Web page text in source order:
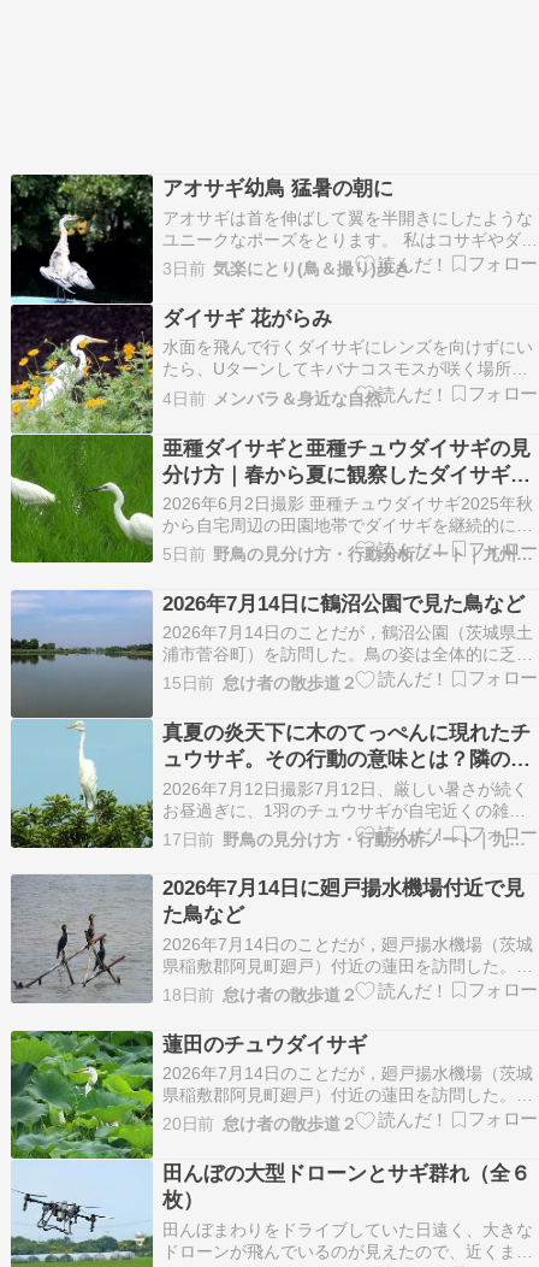
アオサギ幼鳥 猛暑の朝に
アオサギは首を伸ばして翼を半開きにしたような
ユニークなポーズをとります。 私はコサギやダイ
サギなど他のサギ類で見たことがありません。 な
ぜアオサギがこのような行動をするのか～正確な
理由は解明されていませんが、 日光浴、虫干し、
体温調節などの理由が考えられています。 じっと
水面を…
3日前 気楽にとり(鳥＆撮り)歩き
ダイサギ 花がらみ
水面を飛んで行くダイサギにレンズを向けずにい
たら、Uターンしてキバナコスモスが咲く場所に
降りたので、撮ることに。向きを変えてくれまし
た。夏は野鳥を撮ることが少ないのですが、別の
狙いで望遠レンズ付きのカメラを手にしていたの
で。人気ブログランキング野鳥観察ランキング自
然観察ランキン…
4日前 メンバラ＆身近な自然
亜種ダイサギと亜種チュウダイサギの見
分け方｜春から夏に観察したダイサギの
婚姻色の変化と識別ポイント
2026年6月2日撮影 亜種チュウダイサギ2025年秋
から自宅周辺の田園地帯でダイサギを継続的に観
察しています。 季節ごとの変化を記録していく中
で、亜種ダイサギと亜種チュウダイサギが見られ
る時期の違いや、時期によって亜種間の脚の色の
違いが決め手にならないことを改めて確認できま
した…
5日前 野鳥の見分け方・行動分析ノート｜九州の野鳥観察データ
2026年7月14日に鶴沼公園で見た鳥など
2026年7月14日のことだが，鶴沼公園（茨城県土
浦市菅谷町）を訪問した。鳥の姿は全体的に乏し
く，期待したカワセミ（Alcedo atthis）を見つけ
ることもできなかった。観ることができたのは，
毎度お馴染みの種類の野鳥のみ。記録のため，こ
のブログ記事を書くことにする。なお，ウ…
15日前 怠け者の散歩道２
真夏の炎天下に木のてっぺんに現れたチ
ュウサギ。その行動の意味とは？隣の電
柱ではカワウも暑そうに口を開けていた
2026年7月12日撮影7月12日、厳しい暑さが続く
お昼過ぎに、1羽のチュウサギが自宅近くの雑木
林に飛来し、一番高い木のてっぺんに10分近くと
まってじっとしていました。 口をぱかっと開け、
放熱して体温を調節するパンティング
（panting）をしていましたが、炎天下の木のて
っぺんで…
17日前 野鳥の見分け方・行動分析ノート｜九州の野鳥観察データ
2026年7月14日に廻戸揚水機場付近で見
た鳥など
2026年7月14日のことだが，廻戸揚水機場（茨城
県稲敷郡阿見町廻戸）付近の蓮田を訪問した。こ
の日に観た野鳥の中で，アマサギ（Bubulcus
ibis），コサギ（Egretta garzetta），チュウサギ
（Ardea intermedia），チュウダイサギ（Aldea
m…
18日前 怠け者の散歩道２
蓮田のチュウダイサギ
2026年7月14日のことだが，廻戸揚水機場（茨城
県稲敷郡阿見町廻戸）付近の蓮田を訪問した。散
策中，チュウダイサギ（Aldea modesta）と思わ
れる白鷺を観ることができた。これまで経験した
ことを基礎とすると，チュウダイサギは，アオサ
ギ（Ardea cinerea）と同じく…
20日前 怠け者の散歩道２
田んぼの大型ドローンとサギ群れ（全６
枚）
田んぼまわりをドライブしていた日遠く、大きな
ドローンが飛んでいるのが見えたので、近くまで